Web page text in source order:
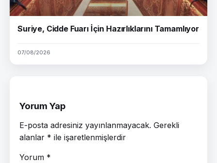
Suriye, Cidde Fuarı İçin Hazırlıklarını Tamamlıyor
07/08/2026
Yorum Yap
E-posta adresiniz yayınlanmayacak. Gerekli
alanlar * ile işaretlenmişlerdir
Yorum *